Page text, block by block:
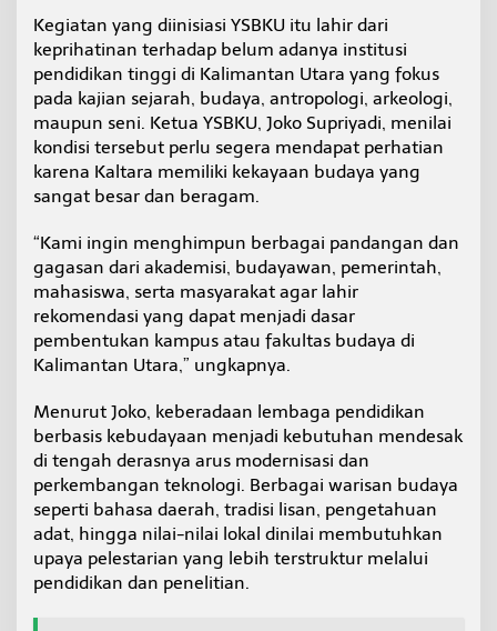
B
u
d
y
a
Kegiatan yang diinisiasi YSBKU itu lahir dari
keprihatinan terhadap belum adanya institusi
pendidikan tinggi di Kalimantan Utara yang fokus
pada kajian sejarah, budaya, antropologi, arkeologi,
maupun seni. Ketua YSBKU, Joko Supriyadi, menilai
kondisi tersebut perlu segera mendapat perhatian
karena Kaltara memiliki kekayaan budaya yang
sangat besar dan beragam.
“Kami ingin menghimpun berbagai pandangan dan
gagasan dari akademisi, budayawan, pemerintah,
mahasiswa, serta masyarakat agar lahir
rekomendasi yang dapat menjadi dasar
pembentukan kampus atau fakultas budaya di
Kalimantan Utara,” ungkapnya.
Menurut Joko, keberadaan lembaga pendidikan
berbasis kebudayaan menjadi kebutuhan mendesak
di tengah derasnya arus modernisasi dan
perkembangan teknologi. Berbagai warisan budaya
seperti bahasa daerah, tradisi lisan, pengetahuan
adat, hingga nilai-nilai lokal dinilai membutuhkan
upaya pelestarian yang lebih terstruktur melalui
pendidikan dan penelitian.